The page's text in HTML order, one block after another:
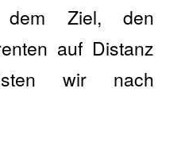
dem Ziel, den
auf Distanz
wir nach